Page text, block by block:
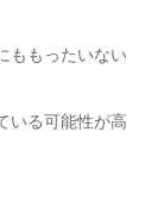
ももったいない
いる可能性が高